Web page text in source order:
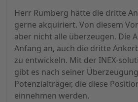
Herr Rumberg hätte die dritte
gerne akquiriert. Von diesem
aber nicht alle überzeugen. Die
Anfang an, auch die dritte
zu entwickeln. Mit der INEX-
gibt es nach seiner
Potenzialträger, die diese
einnehmen werden.